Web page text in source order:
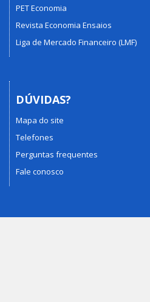
PET Economia
Revista Economia Ensaios
Liga de Mercado Financeiro (LMF)
DÚVIDAS?
Mapa do site
Telefones
Perguntas frequentes
Fale conosco